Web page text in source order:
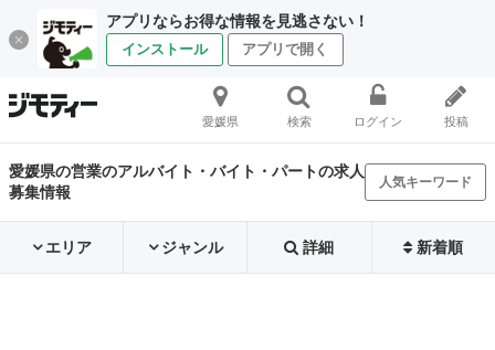
アプリならお得な情報を見逃さない！
インストール アプリで開く
愛媛県 検索 ログイン 投稿
愛媛県の営業のアルバイト・バイト・パートの求人
募集情報
人気キーワード
エリア ジャンル 詳細 新着順